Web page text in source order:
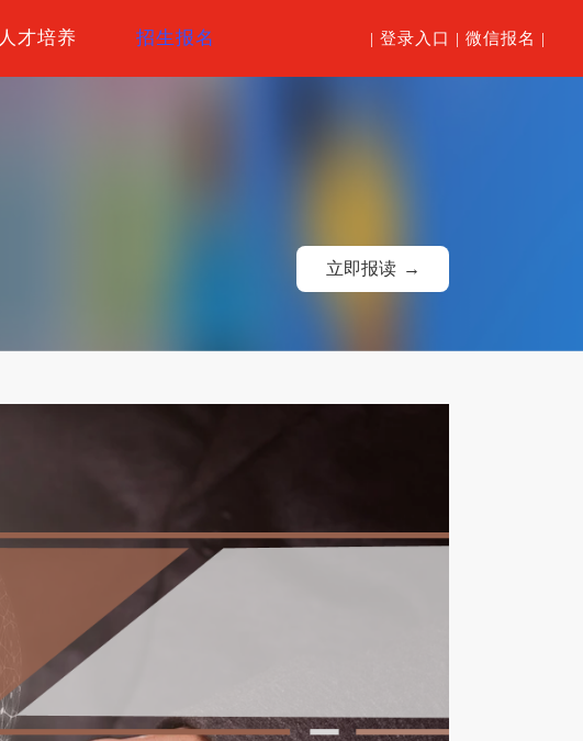
人才培养 招生报名 | 登录入口 | 微信报名 |
立即报读 →